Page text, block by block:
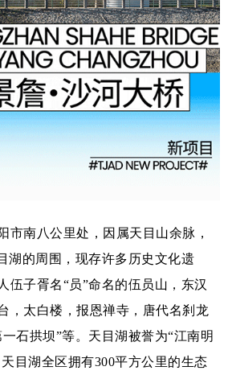
市南八公里处，因属天目山余脉，
湖的周围，现存许多历史文化遗
伍子胥名“员”命名的伍员山，东汉
，太白楼，报恩禅寺，唐代名刹龙
石拱坝”等。天目湖被誉为“江南明
目湖全区拥有300平方公里的生态